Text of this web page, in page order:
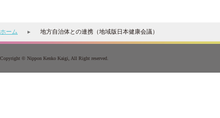
ホーム 地方自治体との連携（地域版日本健康会議）
Copyright © Nippon Kenko Kaigi, All Right reserved.